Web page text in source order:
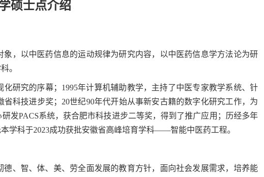
硕士点介绍
，以中医药信息的运动规律为研究内容，以中医药信息学方法论为研
。
研究的序幕；1995年计算机辅助教学，主持了中医专家教学系统、针
科技进步奖；20世纪90年代开始从事新安古籍的数字化研究工作，为
发PACS系统，获合肥市科技进步二等奖，得到了推广应用；历经多年
学科于2023成功获批安徽省高峰培育学科——智能中医药工程。
、智、体、美、劳全面发展的教育方针，面向社会发展需求，培养能